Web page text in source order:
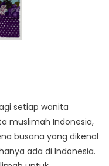
setiap wanita
muslimah Indonesia,
busana yang dikenal
ada di Indonesia.